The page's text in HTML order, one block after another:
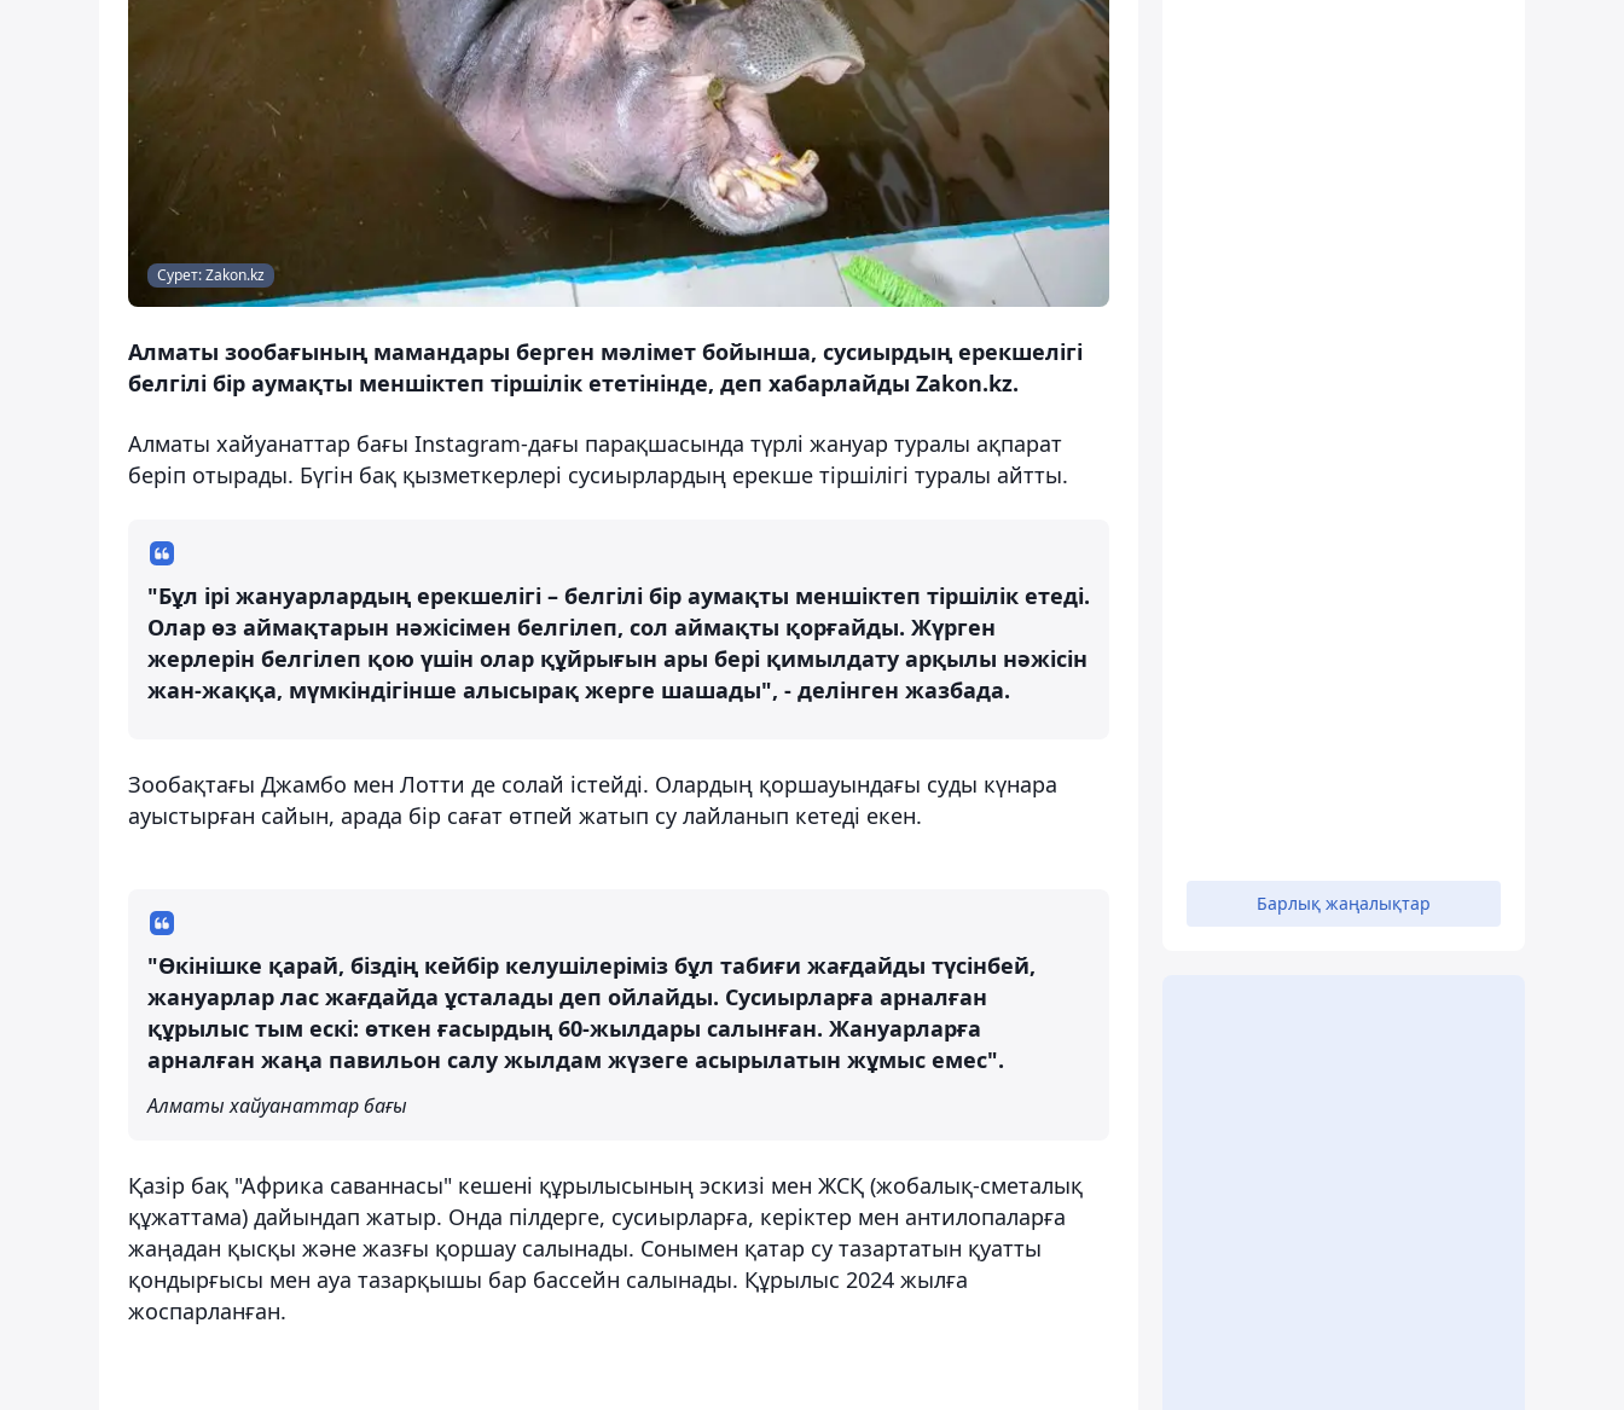
Сурет: Zakon.kz
Алматы зообағының мамандары берген мәлімет бойынша, сусиырдың ерекшелігі
белгілі бір аумақты меншіктеп тіршілік ететінінде, деп хабарлайды Zakon.kz.
Алматы хайуанаттар бағы Instagram-дағы парақшасында түрлі жануар туралы ақпарат
беріп отырады. Бүгін бақ қызметкерлері сусиырлардың ерекше тіршілігі туралы айтты.
"Бұл ірі жануарлардың ерекшелігі – белгілі бір аумақты меншіктеп тіршілік етеді.
Олар өз аймақтарын нәжісімен белгілеп, сол аймақты қорғайды. Жүрген
жерлерін белгілеп қою үшін олар құйрығын ары бері қимылдату арқылы нәжісін
жан-жаққа, мүмкіндігінше алысырақ жерге шашады", - делінген жазбада.
Зообақтағы Джамбо мен Лотти де солай істейді. Олардың қоршауындағы суды күнара
ауыстырған сайын, арада бір сағат өтпей жатып су лайланып кетеді екен.
"Өкінішке қарай, біздің кейбір келушілеріміз бұл табиғи жағдайды түсінбей,
жануарлар лас жағдайда ұсталады деп ойлайды. Сусиырларға арналған
құрылыс тым ескі: өткен ғасырдың 60-жылдары салынған. Жануарларға
арналған жаңа павильон салу жылдам жүзеге асырылатын жұмыс емес".
Алматы хайуанаттар бағы
Қазір бақ "Африка саваннасы" кешені құрылысының эскизі мен ЖСҚ (жобалық-сметалық
құжаттама) дайындап жатыр. Онда пілдерге, сусиырларға, керіктер мен антилопаларға
жаңадан қысқы және жазғы қоршау салынады. Сонымен қатар су тазартатын қуатты
қондырғысы мен ауа тазарқышы бар бассейн салынады. Құрылыс 2024 жылға
жоспарланған.
Барлық жаңалықтар